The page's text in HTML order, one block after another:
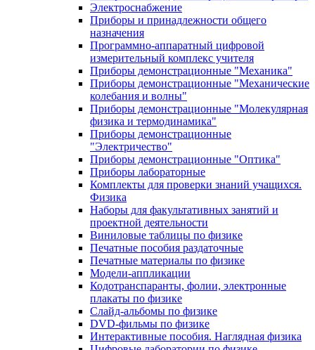
Электроснабжение
Приборы и принадлежности общего
назначения
Программно-аппаратный цифровой
измерительный комплекс учителя
Приборы демонстрационные "Механика"
Приборы демонстрационные "Механические
колебания и волны"
Приборы демонстрационные "Молекулярная
физика и термодинамика"
Приборы демонстрационные
"Электричество"
Приборы демонстрационные "Оптика"
Приборы лабораторные
Комплекты для проверки знаний учащихся.
Физика
Наборы для факультативных занятий и
проектной деятельности
Виниловые таблицы по физике
Печатные пособия раздаточные
Печатные материалы по физике
Модели-аппликации
Кодотранспаранты, фолии, электронные
плакаты по физике
Слайд-альбомы по физике
DVD-фильмы по физике
Интерактивные пособия. Наглядная физика